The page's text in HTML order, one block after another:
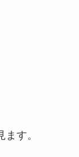
す。